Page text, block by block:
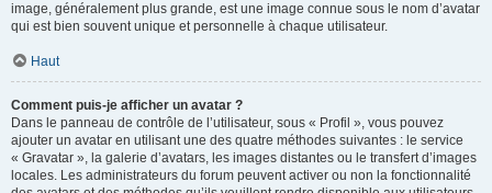
image, généralement plus grande, est une image connue sous le nom d’avatar
qui est bien souvent unique et personnelle à chaque utilisateur.
Haut
Comment puis-je afficher un avatar ?
Dans le panneau de contrôle de l’utilisateur, sous « Profil », vous pouvez
ajouter un avatar en utilisant une des quatre méthodes suivantes : le service
« Gravatar », la galerie d’avatars, les images distantes ou le transfert d’images
locales. Les administrateurs du forum peuvent activer ou non la fonctionnalité